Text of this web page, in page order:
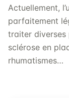
Actuellement,
parfaitement
traiter diverses
sclérose en
rhumatismes…